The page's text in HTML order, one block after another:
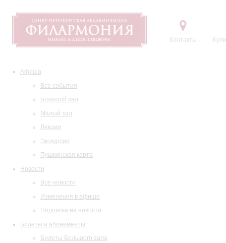
Контакты
Афиша
Все события
Большой зал
Малый зал
Лекции
Экскурсии
Пушкинская карта
Новости
Все новости
Изменения в афише
Подписка на новости
Билеты и абонементы
Билеты Большого зала